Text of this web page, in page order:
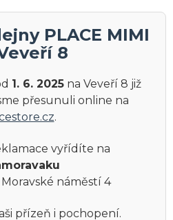
PLACE MIMI
8
1. 6. 2025na Veveří 8 již
přesunuli online na
.
vyřídíte na
Moravské náměstí 4
přízeň i pochopení.